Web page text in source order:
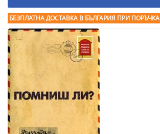
БЕЗПЛАТНА ДОСТАВКА В БЪЛГАРИЯ ПРИ ПОРЪЧКА